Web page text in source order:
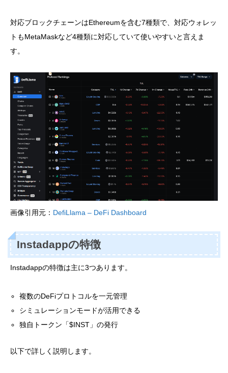
対応ブロックチェーンはEthereumを含む7種類で、対応ウォレッ
トもMetaMaskなど4種類に対応していて使いやすいと言えま
す。
画像引用元： DefiLlama – DeFi Dashboard
Instadappの特徴
Instadappの特徴は主に3つあります。
複数のDeFiプロトコルを一元管理
シミュレーションモードが活用できる
独自トークン「$INST」の発行
以下で詳しく説明します。